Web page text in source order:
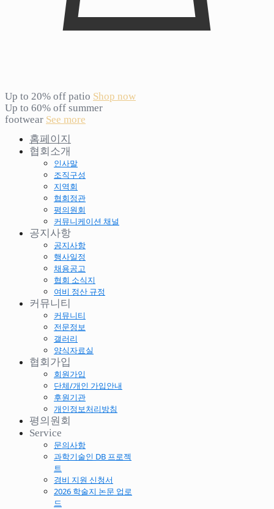
Up to 20% off patio Shop now
Up to 60% off summer
footwear See more
홈페이지
협회소개
인사말
조직구성
지역회
협회정관
평의원회
커뮤니케이션 채널
공지사항
공지사항
행사일정
채용공고
협회 소식지
여비 정산 규정
커뮤니티
커뮤니티
전문정보
갤러리
양식자료실
협회가입
회원가입
단체/개인 가입안내
후원기관
개인정보처리방침
평의원회
Service
문의사항
과학기술인 DB 프로젝
트
경비 지원 신청서
2026 학술지 논문 업로
드